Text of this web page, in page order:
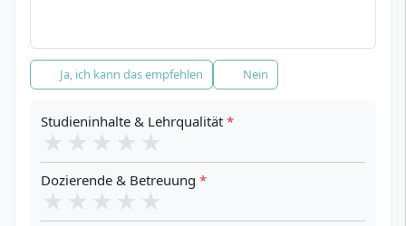
Empfehlung*
Ja, ich kann das empfehlen Nein
Studieninhalte & Lehrqualität *
★ ★ ★ ★ ★
Dozierende & Betreuung *
★ ★ ★ ★ ★